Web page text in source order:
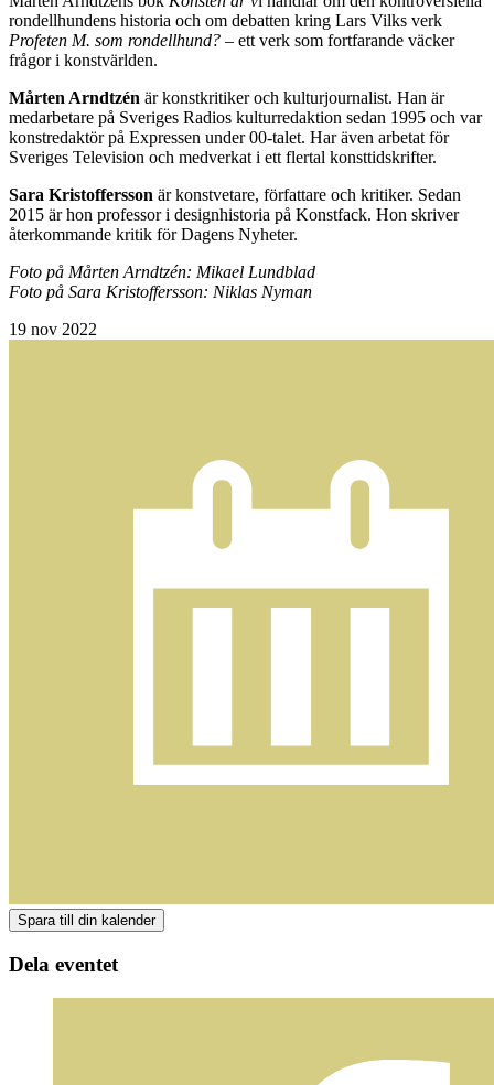
rondellhundens historia och om debatten kring Lars Vilks verk
Profeten M. som rondellhund? – ett verk som fortfarande väcker
frågor i konstvärlden.
Mårten Arndtzén är konstkritiker och kulturjournalist. Han är
medarbetare på Sveriges Radios kulturredaktion sedan 1995 och var
konstredaktör på Expressen under 00-talet. Har även arbetat för
Sveriges Television och medverkat i ett flertal konsttidskrifter.
Sara Kristoffersson är konstvetare, författare och kritiker. Sedan
2015 är hon professor i designhistoria på Konstfack. Hon skriver
återkommande kritik för Dagens Nyheter.
Foto på Mårten Arndtzén: Mikael Lundblad
Foto på Sara Kristoffersson: Niklas Nyman
19 nov 2022
Dela eventet